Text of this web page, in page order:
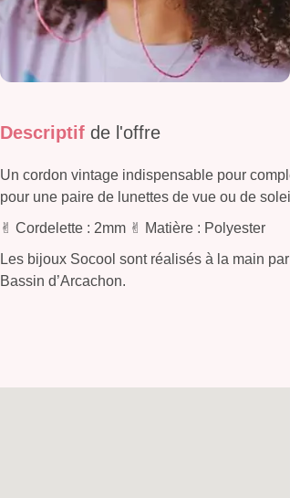
Descriptif de l'offre
Un cordon vintage indispensable pour
pour une paire de lunettes de vue ou de
✌︎︎ Cordelette : 2mm ✌︎︎ Matière : Polyester
Les bijoux Socool sont réalisés à la main
Bassin d’Arcachon.